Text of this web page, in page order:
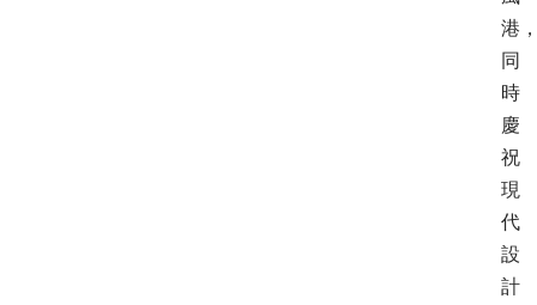
港
同
時
慶
祝
現
代
設
計